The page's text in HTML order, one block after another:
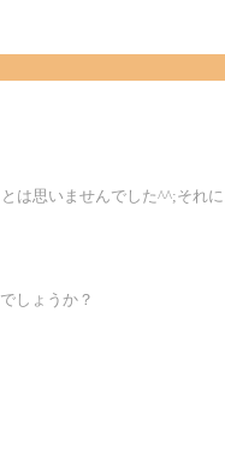
思いませんでした^^;それ
しょうか？